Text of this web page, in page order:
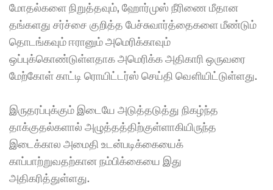
மோதல்களை நிறுத்தவும், ஹோர்முஸ் நீரிணை மீதான
தங்களது சர்ச்சை குறித்த பேச்சுவார்த்தைகளை மீண்டும்
தொடங்கவும் ஈரானும் அமெரிக்காவும்
ஒப்புக்கொண்டுள்ளதாக அமெரிக்க அதிகாரி ஒருவரை
மேற்கோள் காட்டி ரொயிட்டர்ஸ் செய்தி வௌியிட்டுள்ளது.
இருதரப்புக்கும் இடையே அடுத்தடுத்து நிகழ்ந்த
தாக்குதல்களால் அழுத்தத்திற்குள்ளாகியிருந்த
இடைக்கால அமைதி உடன்படிக்கையைக்
காப்பாற்றுவதற்கான நம்பிக்கையை இது
அதிகரித்துள்ளது.